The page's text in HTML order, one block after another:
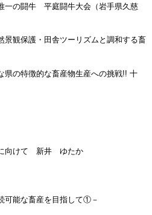
一の闘牛 平庭闘牛大会（岩手県久慈
観保護・田舎ツーリズムと調和する畜
県の特徴的な畜産物生産への挑戦!! 十
に向けて 新井 ゆたか
可能な畜産を目指して①－